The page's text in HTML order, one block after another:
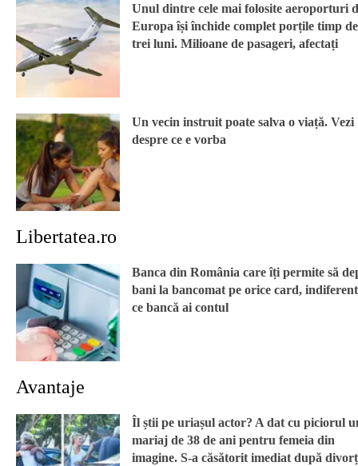
Unul dintre cele mai folosite aeroporturi
Europa își închide complet porțile timp de
trei luni. Milioane de pasageri, afectați
Un vecin instruit poate salva o viață. Vezi
despre ce e vorba
Libertatea.ro
Banca din România care îți permite să
bani la bancomat pe orice card,
ce bancă ai contul
Avantaje
Îl știi pe uriașul actor? A dat cu piciorul
mariaj de 38 de ani pentru femeia din
imagine. S-a căsătorit imediat după